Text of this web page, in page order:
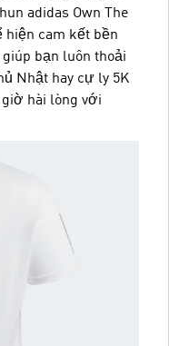
adidas Own The
hiện cam kết bền
bạn luôn thoải
Nhật hay cự ly 5K
hài lòng với